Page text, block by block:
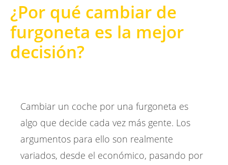
¿Por qué cambiar de
furgoneta es la mejor
decisión?
Cambiar un coche por una furgoneta es
algo que decide cada vez más gente. Los
argumentos para ello son realmente
variados, desde el económico, pasando por